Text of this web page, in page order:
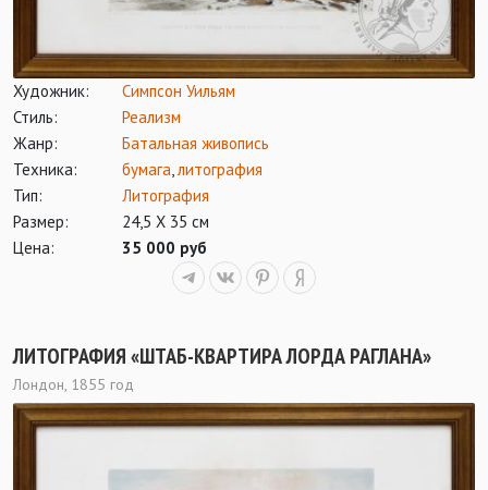
Художник:
Симпсон Уильям
Стиль:
Реализм
Жанр:
Батальная живопись
Техника:
бумага,литография
Тип:
Литография
Размер:
24,5 Х 35 см
Цена:
35 000 руб
ЛИТОГРАФИЯ «ШТАБ-КВАРТИРА ЛОРДА РАГЛАНА»
Лондон, 1855 год